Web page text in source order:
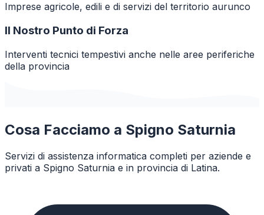
Imprese agricole, edili e di servizi del territorio aurunco
Il Nostro Punto di Forza
Interventi tecnici tempestivi anche nelle aree periferiche
della provincia
Cosa Facciamo a Spigno Saturnia
Servizi di assistenza informatica completi per aziende e
privati a Spigno Saturnia e in provincia di Latina.